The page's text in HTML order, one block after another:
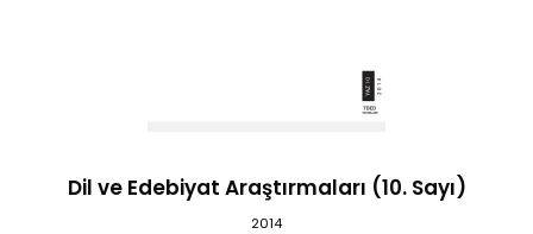
Dil ve Edebiyat Araştırmaları (10. Sayı)
2014